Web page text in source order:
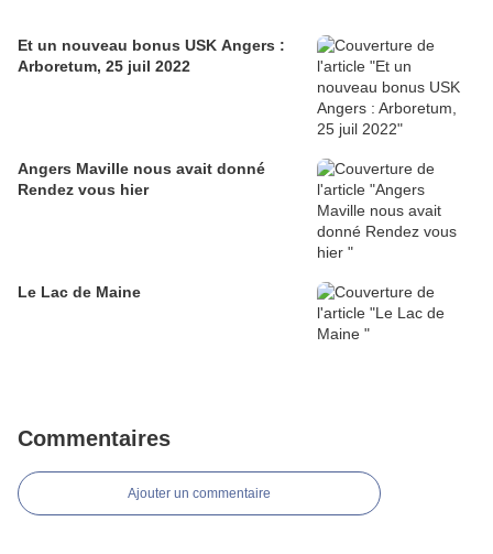
Et un nouveau bonus USK Angers :
Arboretum, 25 juil 2022
Angers Maville nous avait donné
Rendez vous hier
Le Lac de Maine
Commentaires
Ajouter un commentaire